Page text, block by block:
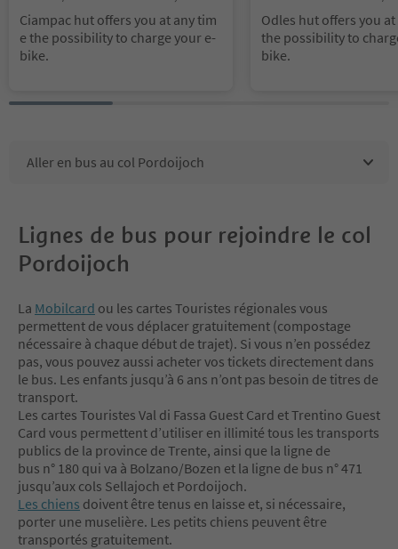
Ciampac hut offers you at any tim
e the possibility to charge your e-
bike.
a Val Gardena, S.Crestina
anta Cristina Val
Region Val Gardena
Odles hut offers you
the possibility to
bike.
Aller en bus au col Pordoijoch
Lignes de bus pour rejoindre le col
Pordoijoch
La Mobilcard ou les cartes Touristes régionales vous
permettent de vous déplacer gratuitement (compostage
nécessaire à chaque début de trajet). Si vous n’en possédez
pas, vous pouvez aussi acheter vos tickets directement dans
le bus. Les enfants jusqu’à 6 ans n’ont pas besoin de titres de
transport.
Les cartes Touristes Val di Fassa Guest Card et Trentino Guest
Card vous permettent d’utiliser en illimité tous les transports
publics de la province de Trente, ainsi que la ligne de
bus n° 180 qui va à Bolzano/Bozen et la ligne de bus n° 471
jusqu’aux cols Sellajoch et Pordoijoch.
Les chiens doivent être tenus en laisse et, si nécessaire,
porter une muselière. Les petits chiens peuvent être
transportés gratuitement.